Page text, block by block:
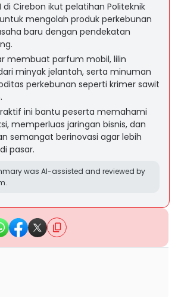
di Cirebon ikut pelatihan Politeknik
untuk mengolah produk perkebunan
baru dengan pendekatan
membuat parfum mobil, lilin
minyak jelantah, serta minuman
perkebunan seperti krimer sawit
ini bantu peserta memahami
memperluas jaringan bisnis, dan
semangat berinovasi agar lebih
pasar.
was AI-assisted and reviewed by